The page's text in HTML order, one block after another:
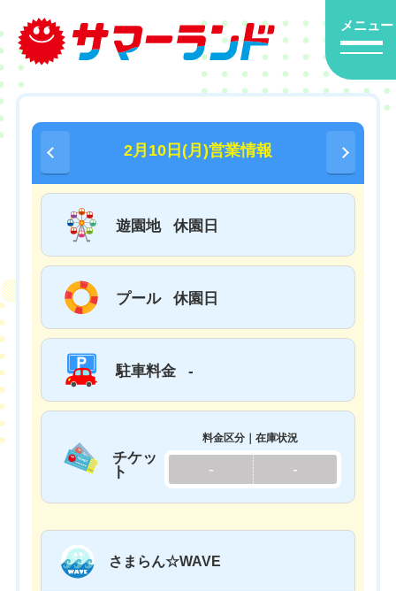
メニュー
2月10日(月)営業情報
遊園地 休園日
プール 休園日
駐車料金 -
チケッ
ト
料金区分｜在庫状況
- -
さまらん☆WAVE